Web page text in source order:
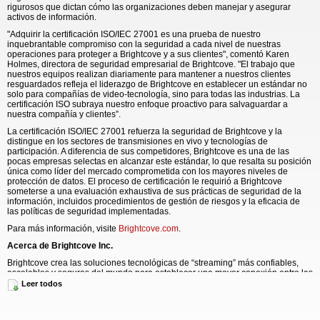
rigurosos que dictan cómo las organizaciones deben manejar y asegurar
activos de información.
"Adquirir la certificación ISO/IEC 27001 es una prueba de nuestro
inquebrantable compromiso con la seguridad a cada nivel de nuestras
operaciones para proteger a Brightcove y a sus clientes", comentó Karen
Holmes, directora de seguridad empresarial de Brightcove. "El trabajo que
nuestros equipos realizan diariamente para mantener a nuestros clientes
resguardados refleja el liderazgo de Brightcove en establecer un estándar no
solo para compañías de video-tecnología, sino para todas las industrias. La
certificación ISO subraya nuestro enfoque proactivo para salvaguardar a
nuestra compañía y clientes”.
La certificación ISO/IEC 27001 refuerza la seguridad de Brightcove y la
distingue en los sectores de transmisiones en vivo y tecnologías de
participación. A diferencia de sus competidores, Brightcove es una de las
pocas empresas selectas en alcanzar este estándar, lo que resalta su posición
única como líder del mercado comprometida con los mayores niveles de
protección de datos. El proceso de certificación le requirió a Brightcove
someterse a una evaluación exhaustiva de sus prácticas de seguridad de la
información, incluidos procedimientos de gestión de riesgos y la eficacia de
las políticas de seguridad implementadas.
Para más información, visite Brightcove.com.
Acerca de Brightcove Inc.
Brightcove crea las soluciones tecnológicas de “streaming” más confiables,
escalables y seguras del mundo para establecer una mayor conexión entre las
empresas y sus audiencias, independientemente de dónde se encuentren o
en qué dispositivos consuman los contenidos. La plataforma de video
Leer todos